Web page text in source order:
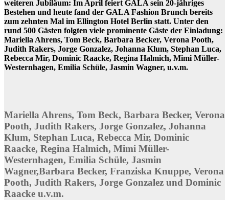
weiteren Jubiläum: Im April feiert GALA sein 20-jähriges
Bestehen und heute fand der GALA Fashion Brunch bereits
zum zehnten Mal im Ellington Hotel Berlin statt. Unter den
rund 500 Gästen folgten viele prominente Gäste der Einladung:
Mariella Ahrens, Tom Beck, Barbara Becker, Verona Pooth,
Judith Rakers, Jorge Gonzalez, Johanna Klum, Stephan Luca,
Rebecca Mir, Dominic Raacke, Regina Halmich, Mimi Müller-
Westernhagen, Emilia Schüle, Jasmin Wagner, u.v.m.
Mariella Ahrens, Tom Beck, Barbara Becker, Verona
Pooth, Judith Rakers, Jorge Gonzalez, Johanna
Klum, Stephan Luca, Rebecca Mir, Dominic
Raacke, Regina Halmich, Mimi Müller-
Westernhagen, Emilia Schüle, Jasmin
Wagner,Barbara Becker, Franziska Knuppe, Verona
Pooth, Judith Rakers, Jorge Gonzalez und Dominic
Raacke u.v.m.